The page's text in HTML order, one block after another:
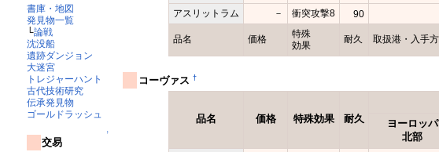
書庫・地図
発見物一覧
└論戦
沈没船
遺跡ダンジョン
大迷宮
トレジャーハント
古代技術研究
伝承発見物
ゴールドラッシュ
↑
交易
品名 価格
特殊
効果
耐久 取扱港・入手
アスリットラム － 衝突攻撃8 90
コーヴァス †
品名 価格 特殊効果 耐久
ヨーロッパ
北部